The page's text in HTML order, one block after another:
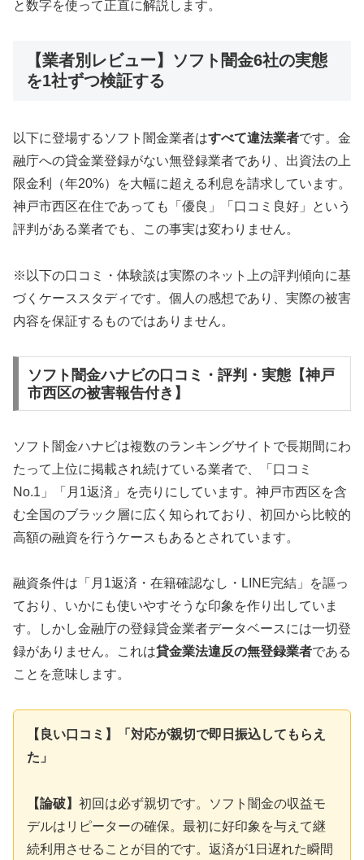
と数字を使って正直に解説します。
【業者別レビュー】ソフト闇金6社の実態
を1社ずつ検証する
以下に登場するソフト闇金業者はすべて違法業者です。金
融庁への貸金業登録がない無登録業者であり、出資法の上
限金利（年20%）を大幅に超える利息を請求しています。
神戸市西区在住であっても「優良」「口コミ良好」という
評判がある業者でも、この事実は変わりません。
※以下の口コミ・体験談は実際のネット上の評判傾向に基
づくケーススタディです。個人の感想であり、実際の被害
内容を保証するものではありません。
ソフト闇金ハナビの口コミ・評判・実態【神戸
市西区の被害報告付き】
ソフト闇金ハナビは複数のランキングサイトで長期間にわ
たって上位に掲載され続けている業者で、「口コミ
No.1」「月1返済」を売りにしています。神戸市西区を含
む全国のブラック層に広く知られており、初回から比較的
高額の融資を行うケースもあるとされています。
融資条件は「月1返済・在籍確認なし・LINE完結」を謳っ
ており、いかにも使いやすそうな印象を作り出していま
す。しかし金融庁の登録貸金業者データベースには一切登
録がありません。これは貸金業法違反の無登録業者である
ことを意味します。
【良い口コミ】「対応が親切で即日振込してもらえ
た」
【論破】 初回は必ず親切です。ソフト闇金の収益モ
デルはリピーターの確保。最初に好印象を与えて継
続利用させることが目的です。返済が1日遅れた瞬間